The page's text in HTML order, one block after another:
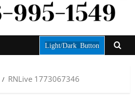
Light/Dark Button
RNLive 1773067346